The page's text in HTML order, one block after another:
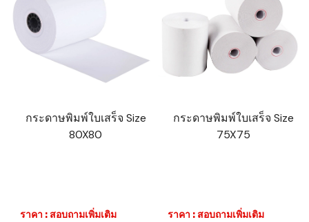
กระดาษพิมพ์ใบเสร็จ Size
80X80
ราคา : สอบถามเพิ่มเติม
กระดาษพิมพ์ใบเสร็จ Size
75X75
ราคา : สอบถามเพิ่มเติม